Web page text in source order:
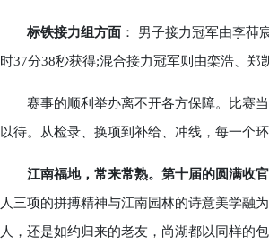
标铁接力组方面 ： 男子接力冠军由李茽
时37分38秒获得;混合接力冠军则由栾浩、郑
赛事的顺利举办离不开各方保障。比赛当
以待。从检录、换项到补给、冲线，每一个
江南福地，常来常熟。第十届的圆满收
人三项的拼搏精神与江南园林的诗意美学融
人，还是如约归来的老友，尚湖都以同样的